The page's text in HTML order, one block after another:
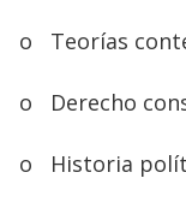
o Teorías
o Derecho
o Historia